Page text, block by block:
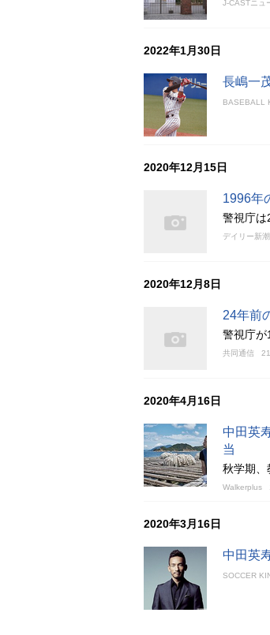
J-CASTニュ
2022年1月30日
長嶋一
BASEBALL
2020年12月15日
1996年
警視庁は
デイリー新潮
2020年12月8日
24年前
警視庁が
共同通信
2020年4月16日
中田英
当
秋学期、
Walkerplus
2020年3月16日
中田英
SOCCER